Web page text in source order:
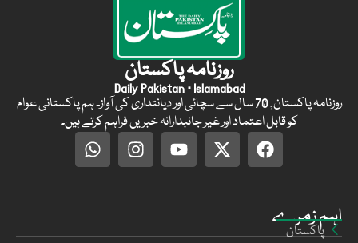
اہم زمرے
پاکستان
روزنامہ پاکستان
Daily Pakistan · Islamabad
روزنامہ پاکستان, 70 سال سے سچائی اور دیانتداری کی آواز۔ ہم پاکستانی عوام
کو قابل اعتماد اور غیر جانبدارانہ خبریں فراہم کرتے ہیں۔